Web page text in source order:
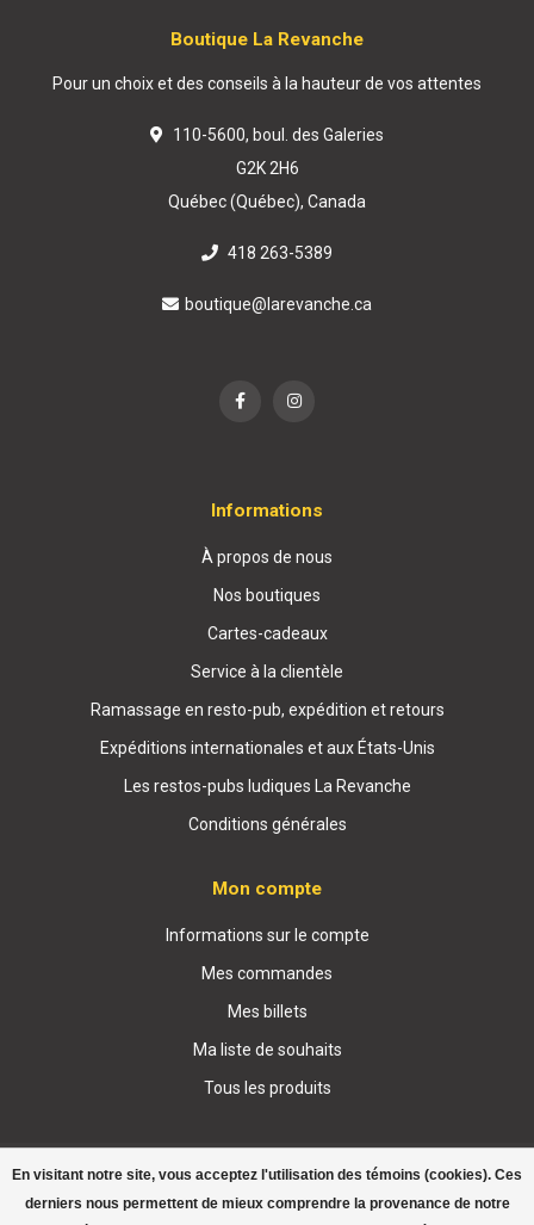
En visitant notre site, vous acceptez l'utilisation des témoins (cookies). Ces
derniers nous permettent de mieux comprendre la provenance de notre
Boutique La Revanche
Pour un choix et des conseils à la hauteur de vos attentes
110-5600, boul. des Galeries
G2K 2H6
Québec (Québec), Canada
418 263-5389
boutique@larevanche.ca
Informations
À propos de nous
Nos boutiques
Cartes-cadeaux
Service à la clientèle
Ramassage en resto-pub, expédition et retours
Expéditions internationales et aux États-Unis
Les restos-pubs ludiques La Revanche
Conditions générales
Mon compte
Informations sur le compte
Mes commandes
Mes billets
Ma liste de souhaits
Tous les produits